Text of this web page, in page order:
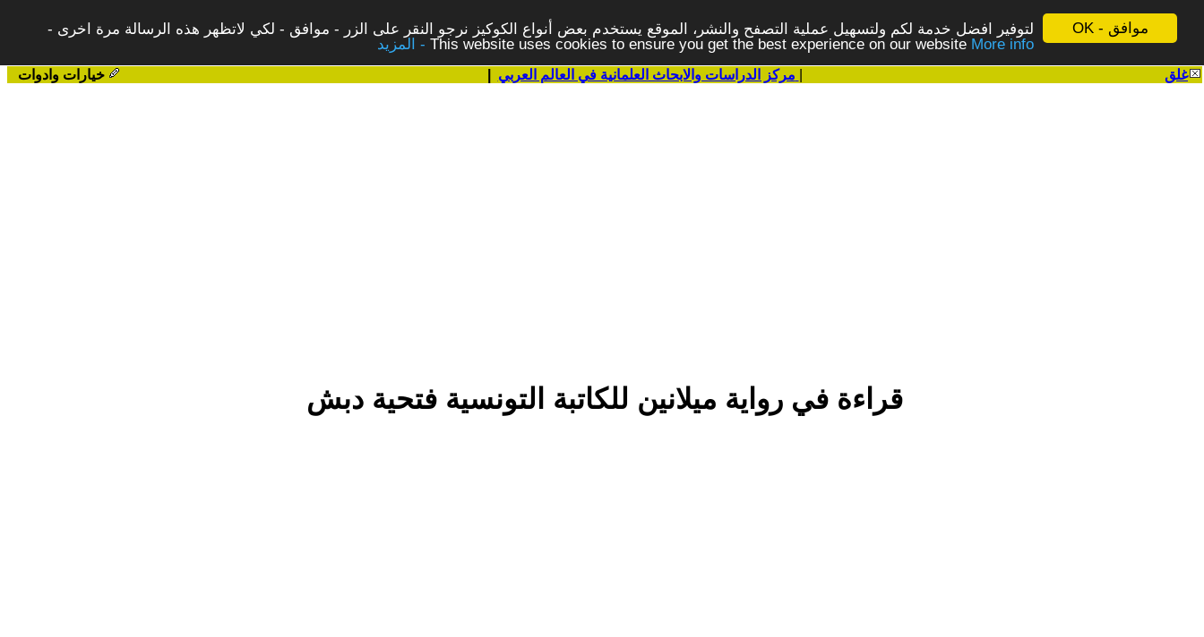
موافق - OK
لتوفير افضل خدمة لكم ولتسهيل عملية التصفح والنشر، الموقع يستخدم بعض أنواع الكوكيز نرجو النقر على الزر - موافق - لكي لاتظهر هذه الرسالة مرة اخرى -
This website uses cookies to ensure you get the best experience on our website More info - المزيد
غلق خيارات وادوات
قراءة في رواية ميلانين للكاتبة التونسية فتحية دبش